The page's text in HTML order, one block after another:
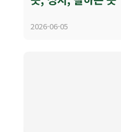
2026-06-05